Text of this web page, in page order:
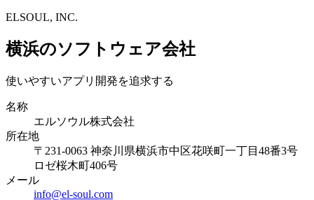
ELSOUL, INC.
横浜のソフトウェア会社
使いやすいアプリ開発を追求する
名称
エルソウル株式会社
所在地
〒231-0063 神奈川県横浜市中区花咲町一丁目48番3号
ロゼ桜木町406号
メール
info@el-soul.com